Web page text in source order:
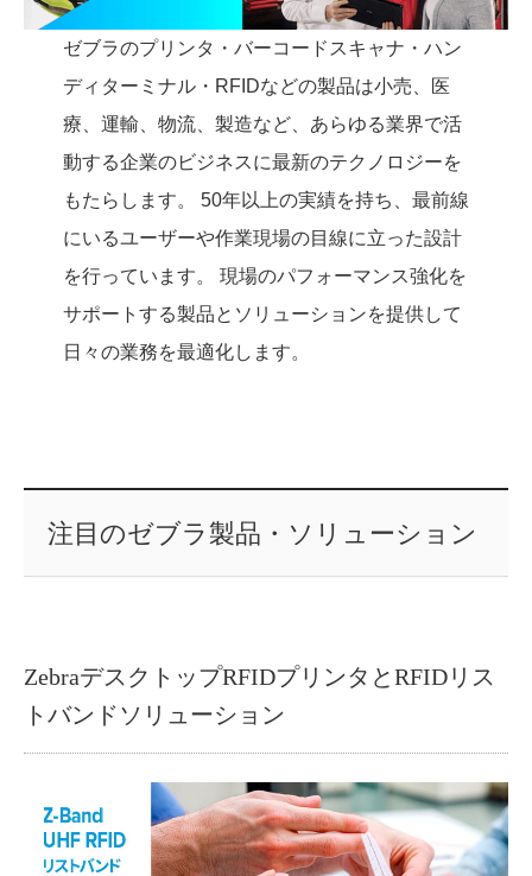
ゼブラのプリンタ・バーコードスキャナ・ハン
ディターミナル・RFIDなどの製品は小売、医
療、運輸、物流、製造など、あらゆる業界で活
動する企業のビジネスに最新のテクノロジーを
もたらします。 50年以上の実績を持ち、最前線
にいるユーザーや作業現場の目線に立った設計
を行っています。 現場のパフォーマンス強化を
サポートする製品とソリューションを提供して
日々の業務を最適化します。
注目のゼブラ製品・ソリューション
ZebraデスクトップRFIDプリンタとRFIDリス
トバンドソリューション